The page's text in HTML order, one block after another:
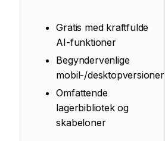
Gratis med kraftfulde
AI-funktioner
Begyndervenlige
mobil-/desktopversioner
Omfattende
lagerbibliotek og
skabeloner